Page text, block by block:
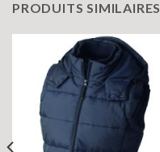
PRODUITS SIMILAIRES